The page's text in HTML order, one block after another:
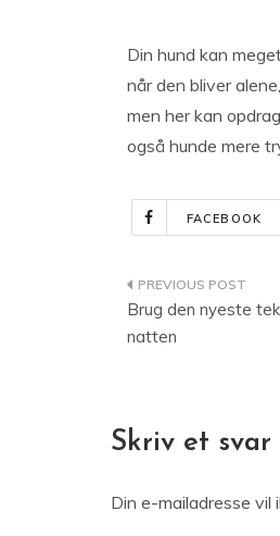
Din hund kan
når den bliver
men her kan
også hunde mere
FACEBOOK
Brug den nyeste
natten
Skriv et svar
Din e-mailadresse vil